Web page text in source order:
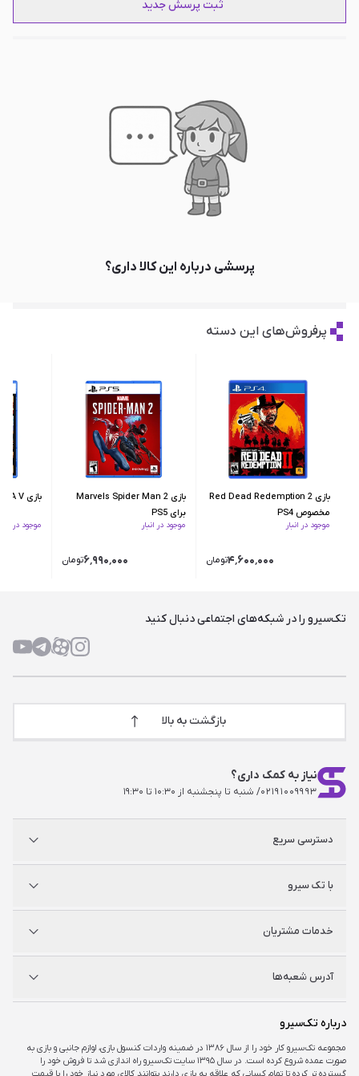
ثبت پرسش جدید
پرسشی درباره این کالا داری؟
پرفروش‌های این دسته
بازی Red Dead Redemption 2
مخصوص PS4
موجود در انبار
۴٬۶۰۰٬۰۰۰تومان
بازی Marvels Spider Man 2
برای PS5
موجود در انبار
۶٬۹۹۰٬۰۰۰تومان
بازی GTA V برای PS5
موجود در
تک‌سیرو را در شبکه‌های اجتماعی دنبال کنید
نیاز به کمک داری؟
۰۲۱۹۱۰۰۹۹۹۳/ شنبه تا پنجشنبه از ۱۰:۳۰ تا ۱۹:۳۰
بازگشت به بالا
دسترسی سریع
ایکس‌باکس
شگفت سیرو
با تک سیرو
راه‌های ارتباطی
مجله خبری
خدمات مشتریان
راهنمای اکانت‌ها
شرایط و قوانین
آدرس شعبه‌ها
شعبه مرکزی
شعبه چارسو
درباره تک‌سیرو
مجموعه تک‌سیرو کار خود را از سال ۱۳۸۶ در ضمینه واردات کنسول بازی، لوازم جانبی و بازی به
صورت عمده شروع کرده است. در سال ۱۳۹۵ سایت تک‌سیرو راه اندازی شد تا فروش خود را
گسترده تر کرده تا تمام کسانی که علاقه به بازی دارند بتوانند کالای مورد نیاز خود را با قیمت